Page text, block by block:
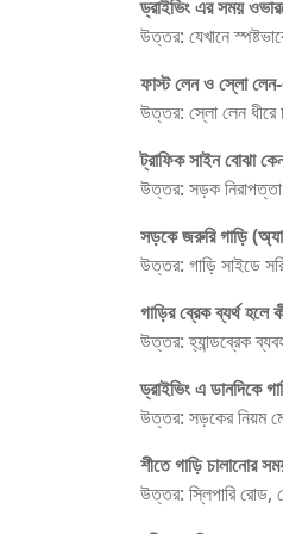
ড্রাইভিং এর সময়
উত্তর: যেখানে
ফাস্ট লেন ও স্লো লেন-
উত্তর: স্লো লেন ধীরে
ট্রাফিক সাইন বোঝা
উত্তর: সড়ক
সড়কে জরুরি গাড়ি
উত্তর: গাড়ি সাইডে
গাড়ির ব্রেক ব্যর্থ হলে
উত্তর: হ্যান্ডব্রেক
ড্রাইভিং এ ডানদিকে
উত্তর: সড়কের নিয়ম
শীতে গাড়ি চালানোর
উত্তর: স্লিপারি রোড,